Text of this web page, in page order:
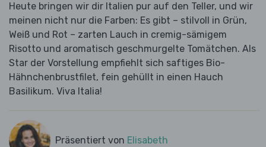
Heute bringen wir dir Italien pur auf den Teller, und wir
meinen nicht nur die Farben: Es gibt – stilvoll in Grün,
Weiß und Rot – zarten Lauch in cremig-sämigem
Risotto und aromatisch geschmurgelte Tomätchen. Als
Star der Vorstellung empfiehlt sich saftiges Bio-
Hähnchenbrustfilet, fein gehüllt in einen Hauch
Basilikum. Viva Italia!
Präsentiert von Elisabeth